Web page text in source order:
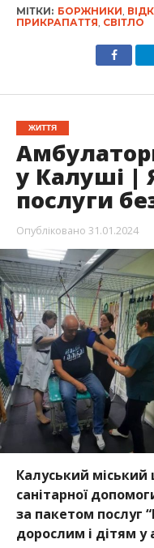
МІТКИ: БОРЖНИКИ,
ПРИКРАПАТТЯ, СВІТЛО
ЖИТТЯ
у Калуші |
послуги
Опубліковано 31.01.2024
Калуський
санітарної
за пакетом послуг
дорослим і дітям